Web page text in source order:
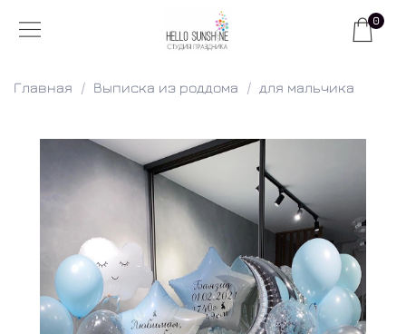
0
Главная Выписка из роддома для мальчика